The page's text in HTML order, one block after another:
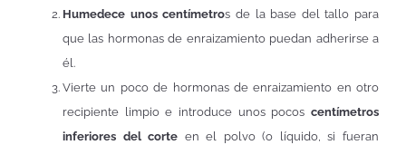
Humedece unos centímetros de la base del tallo para
que las hormonas de enraizamiento puedan adherirse a
él.
Vierte un poco de hormonas de enraizamiento en otro
recipiente limpio e introduce unos pocos centímetros
inferiores del corte en el polvo (o líquido, si fueran